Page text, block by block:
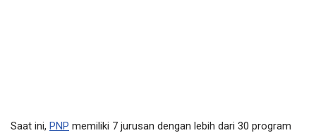
Saat ini, PNP memiliki 7 jurusan dengan lebih dari 30 program